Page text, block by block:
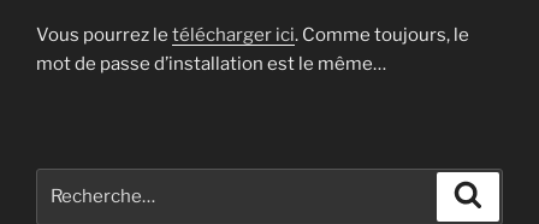
Vous pourrez le télécharger ici. Comme toujours, le
mot de passe d’installation est le même…